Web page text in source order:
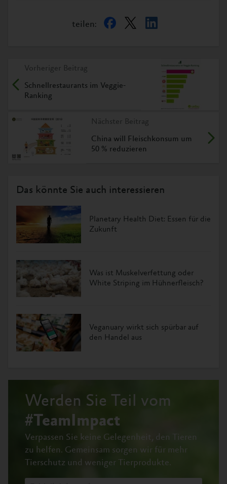
teilen:
Vorheriger Beitrag
Schnellrestaurants im Veggie-
Ranking
Nächster Beitrag
China will Fleischkonsum um
50 % reduzieren
Das könnte Sie auch interessieren
Planetary Health Diet: Essen für die
Zukunft
Was ist Muskelverfettung oder
White Striping im Hühnerfleisch?
Veganuary wirkt sich spürbar auf
den Handel aus
Werden Sie Teil vom
#TeamImpact
Verpassen Sie keine Gelegenheit, den Tieren
zu helfen. Gemeinsam sorgen wir für mehr
Tierschutz und weniger Tierprodukte.